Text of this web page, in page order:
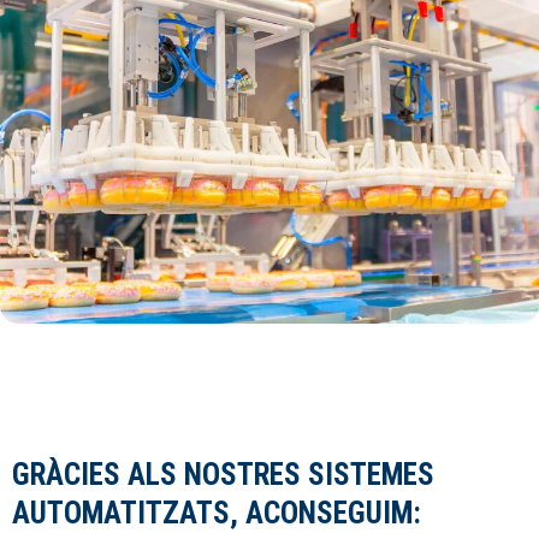
GRÀCIES ALS NOSTRES SISTEMES
AUTOMATITZATS, ACONSEGUIM: